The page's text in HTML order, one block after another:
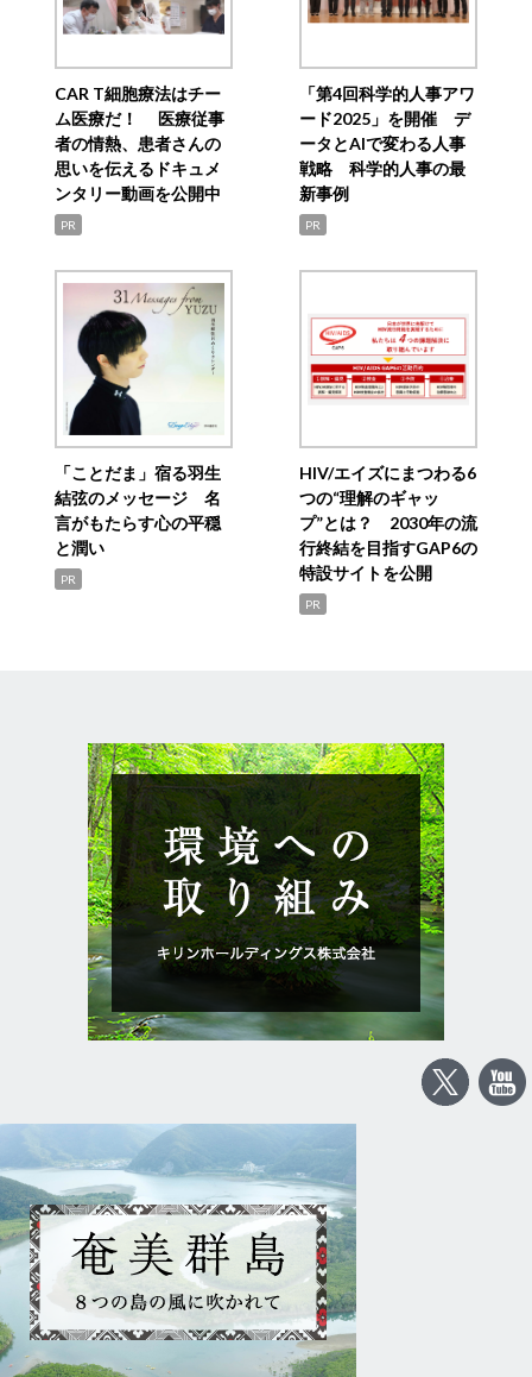
CAR T細胞療法はチー
ム医療だ！ 医療従事
者の情熱、患者さんの
思いを伝えるドキュメ
ンタリー動画を公開中
PR
「第4回科学的人事アワ
ード2025」を開催 デ
ータとAIで変わる人事
戦略 科学的人事の最
新事例
PR
「ことだま」宿る羽生
結弦のメッセージ 名
言がもたらす心の平穏
と潤い
PR
HIV/エイズにまつわる6
つの“理解のギャッ
プ”とは？ 2030年の流
行終結を目指すGAP6の
特設サイトを公開
PR